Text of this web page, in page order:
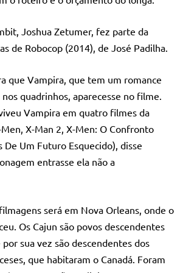
Joshua Zetumer, fez parte da
de Robocop (2014), de José Padilha.
que Vampira, que tem um romance
quadrinhos, aparecesse no filme.
Vampira em quatro filmes da
X-Man 2, X-Men: O Confronto
De Um Futuro Esquecido), disse
entrasse ela não a
será em Nova Orleans, onde o
Os Cajun são povos descendentes
por sua vez são descendentes dos
que habitaram o Canadá. Foram